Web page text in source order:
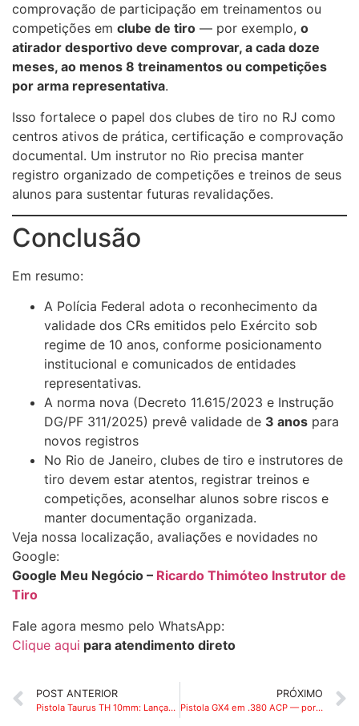
comprovação de participação em treinamentos ou
competições em clube de tiro — por exemplo, o
atirador desportivo deve comprovar, a cada doze
meses, ao menos 8 treinamentos ou competições
por arma representativa.
Isso fortalece o papel dos clubes de tiro no RJ como
centros ativos de prática, certificação e comprovação
documental. Um instrutor no Rio precisa manter
registro organizado de competições e treinos de seus
alunos para sustentar futuras revalidações.
Conclusão
Em resumo:
A Polícia Federal adota o reconhecimento da
validade dos CRs emitidos pelo Exército sob
regime de 10 anos, conforme posicionamento
institucional e comunicados de entidades
representativas.
A norma nova (Decreto 11.615/2023 e Instrução
DG/PF 311/2025) prevê validade de 3 anos para
novos registros
No Rio de Janeiro, clubes de tiro e instrutores de
tiro devem estar atentos, registrar treinos e
competições, aconselhar alunos sobre riscos e
manter documentação organizada.
Veja nossa localização, avaliações e novidades no
Google:
Google Meu Negócio – Ricardo Thimóteo Instrutor de
Tiro
Fale agora mesmo pelo WhatsApp:
Clique aqui para atendimento direto
POST ANTERIOR
Pistola Taurus TH 10mm: Lançamento, características e uso no Rio de Janeiro
PRÓXIMO
Pistola GX4 em .380 ACP — por que faria sentido para uma micro compacta